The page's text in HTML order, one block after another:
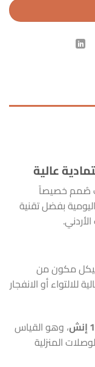
عالية
صُمم خصيصاً
بفضل تقنية
مكون من
أو الانفجار
، وهو القياس
المنزلية